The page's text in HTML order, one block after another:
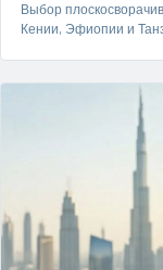
Выбор
Кении, Эфиопии и